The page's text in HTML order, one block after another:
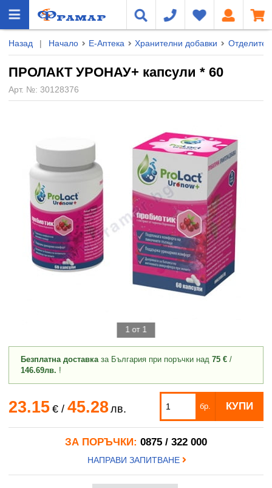
Назад | Начало Е-Аптека Хранителни добавки
ПРОЛАКТ УРОНАУ+ капсули * 60
Арт. №: 30128376
1 от 1
Безплатна доставказа България при поръчки над 75 € /
146.69лв. !
23.15 €/ 45.28лв. бр. КУПИ
ЗА ПОРЪЧКИ: 0875 / 322 000
НАПРАВИ ЗАПИТВАНЕ